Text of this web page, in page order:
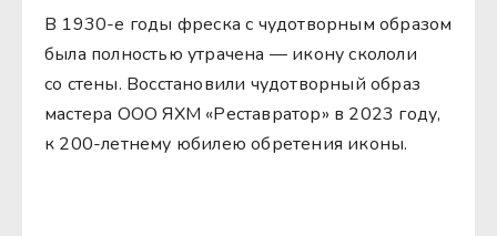
В 1930-е годы фреска с чудотворным образом
была полностью утрачена — икону скололи
со стены. Восстановили чудотворный образ
мастера ООО ЯХМ «Реставратор» в 2023 году,
к 200-летнему юбилею обретения иконы.